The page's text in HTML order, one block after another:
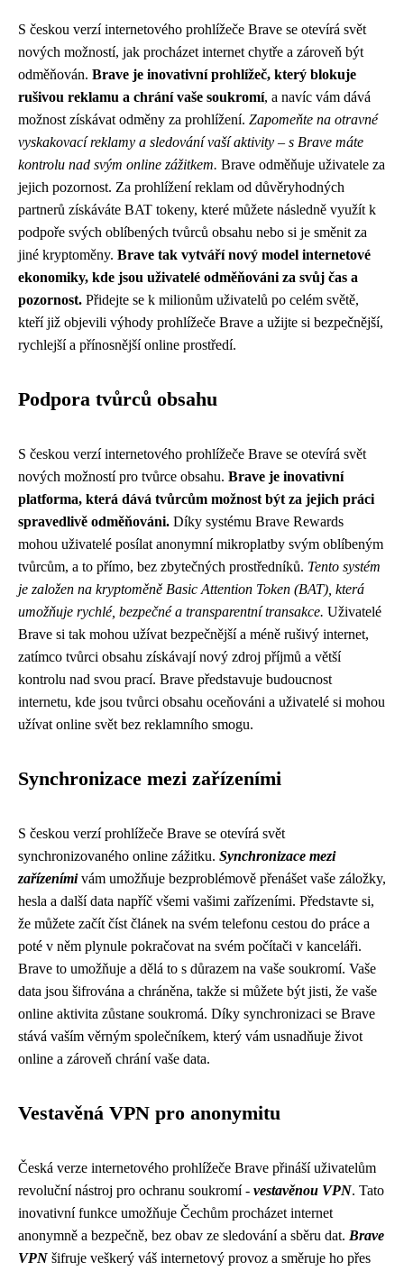
S českou verzí internetového prohlížeče Brave se otevírá svět
nových možností, jak procházet internet chytře a zároveň být
odměňován. Brave je inovativní prohlížeč, který blokuje
rušivou reklamu a chrání vaše soukromí, a navíc vám dává
možnost získávat odměny za prohlížení. Zapomeňte na otravné
vyskakovací reklamy a sledování vaší aktivity – s Brave máte
kontrolu nad svým online zážitkem. Brave odměňuje uživatele za
jejich pozornost. Za prohlížení reklam od důvěryhodných
partnerů získáváte BAT tokeny, které můžete následně využít k
podpoře svých oblíbených tvůrců obsahu nebo si je směnit za
jiné kryptoměny. Brave tak vytváří nový model internetové
ekonomiky, kde jsou uživatelé odměňováni za svůj čas a
pozornost. Přidejte se k milionům uživatelů po celém světě,
kteří již objevili výhody prohlížeče Brave a užijte si bezpečnější,
rychlejší a přínosnější online prostředí.
Podpora tvůrců obsahu
S českou verzí internetového prohlížeče Brave se otevírá svět
nových možností pro tvůrce obsahu. Brave je inovativní
platforma, která dává tvůrcům možnost být za jejich práci
spravedlivě odměňováni. Díky systému Brave Rewards
mohou uživatelé posílat anonymní mikroplatby svým oblíbeným
tvůrcům, a to přímo, bez zbytečných prostředníků. Tento systém
je založen na kryptoměně Basic Attention Token (BAT), která
umožňuje rychlé, bezpečné a transparentní transakce. Uživatelé
Brave si tak mohou užívat bezpečnější a méně rušivý internet,
zatímco tvůrci obsahu získávají nový zdroj příjmů a větší
kontrolu nad svou prací. Brave představuje budoucnost
internetu, kde jsou tvůrci obsahu oceňováni a uživatelé si mohou
užívat online svět bez reklamního smogu.
Synchronizace mezi zařízeními
S českou verzí prohlížeče Brave se otevírá svět
synchronizovaného online zážitku. Synchronizace mezi
zařízenímivám umožňuje bezproblémově přenášet vaše záložky,
hesla a další data napříč všemi vašimi zařízeními. Představte si,
že můžete začít číst článek na svém telefonu cestou do práce a
poté v něm plynule pokračovat na svém počítači v kanceláři.
Brave to umožňuje a dělá to s důrazem na vaše soukromí. Vaše
data jsou šifrována a chráněna, takže si můžete být jisti, že vaše
online aktivita zůstane soukromá. Díky synchronizaci se Brave
stává vaším věrným společníkem, který vám usnadňuje život
online a zároveň chrání vaše data.
Vestavěná VPN pro anonymitu
Česká verze internetového prohlížeče Brave přináší uživatelům
revoluční nástroj pro ochranu soukromí - vestavěnou VPN. Tato
inovativní funkce umožňuje Čechům procházet internet
anonymně a bezpečně, bez obav ze sledování a sběru dat. Brave
VPN šifruje veškerý váš internetový provoz a směruje ho přes